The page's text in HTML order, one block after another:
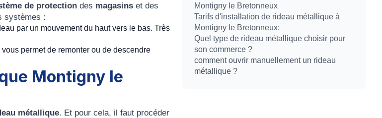
Montigny le Bretonneux
Tarifs d'installation de rideau métallique à
Montigny le Bretonneux:
Quel type de rideau métallique choisir pour
son commerce ?
comment ouvrir manuellement un rideau
métallique ?
de protection des magasins et des
systèmes :
par un mouvement du haut vers le bas. Très
permet de remonter ou de descendre
Montigny le
métallique. Et pour cela, il faut procéder